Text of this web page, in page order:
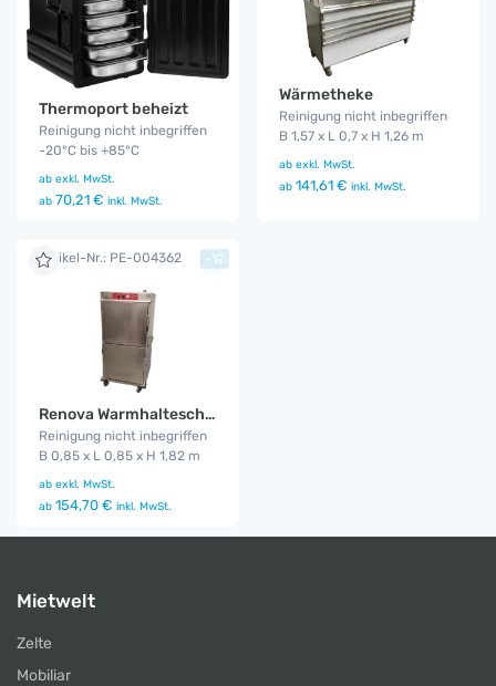
Thermoport beheizt
Reinigung nicht inbegriffen
-20°C bis +85°C
ab exkl. MwSt.
ab 70,21 € inkl. MwSt.
Wärmetheke
Reinigung nicht inbegriffen
B 1,57 x L 0,7 x H 1,26 m
ab exkl. MwSt.
ab 141,61 € inkl. MwSt.
Artikel-Nr.: PE-004362
Renova Warmhalteschrank
Reinigung nicht inbegriffen
B 0,85 x L 0,85 x H 1,82 m
ab exkl. MwSt.
ab 154,70 € inkl. MwSt.
+
Mietwelt
Zelte
Mobiliar